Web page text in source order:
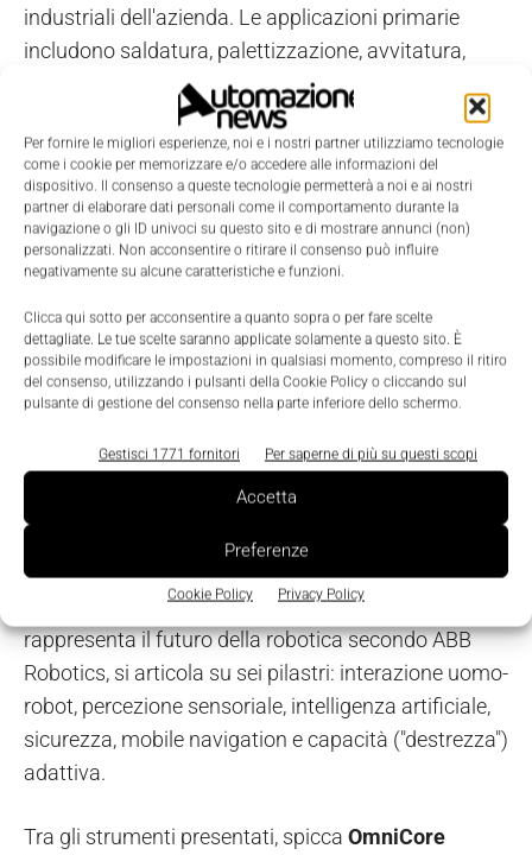
Per fornire le migliori esperienze, noi e i nostri partner utilizziamo tecnologie
come i cookie per memorizzare e/o accedere alle informazioni del
dispositivo. Il consenso a queste tecnologie permetterà a noi e ai nostri
partner di elaborare dati personali come il comportamento durante la
navigazione o gli ID univoci su questo sito e di mostrare annunci (non)
personalizzati. Non acconsentire o ritirare il consenso può influire
negativamente su alcune caratteristiche e funzioni.
Clicca qui sotto per acconsentire a quanto sopra o per fare scelte
dettagliate. Le tue scelte saranno applicate solamente a questo sito. È
possibile modificare le impostazioni in qualsiasi momento, compreso il ritiro
del consenso, utilizzando i pulsanti della Cookie Policy o cliccando sul
pulsante di gestione del consenso nella parte inferiore dello schermo.
Gestisci 1771 fornitori Per saperne di più su questi scopi
Accetta
Preferenze
Cookie Policy Privacy Policy
industriali dell'azienda. Le applicazioni primarie
includono saldatura, palettizzazione, avvitatura,
machine tending e material handling.
L'ecosistema di partner e la visione
AVR (Autonomous Versatile
Robotics)
ABB Robotics ha anche illustrato il proprio
programmaEcosystem Partner,un vero e proprio
ecosistema tecnologico che mette a disposizione
soluzioni come pinze, sistemi di visione e assi lineari
già testati e validati, integrabili rapidamente senza
necessità di competenze avanzate.
Infine, un cenno alla visione strategica di ABB
Robotics, alla base del lancio di PoWa e di tutte le
soluzioni robotiche del gruppo:l'Autonomous
Versatile Robotics (AVR)
. Questa visione, che
rappresenta il futuro della robotica secondo ABB
Robotics, si articola su sei pilastri: interazione uomo-
robot, percezione sensoriale, intelligenza artificiale,
sicurezza, mobile navigation e capacità ("destrezza")
adattiva.
Tra gli strumenti presentati, spicca OmniCore